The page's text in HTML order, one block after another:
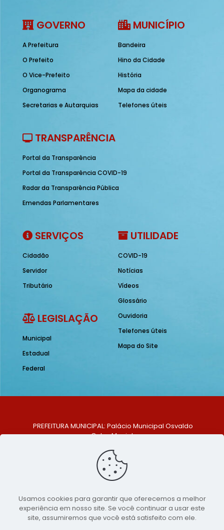
GOVERNO
A Prefeitura
O Prefeito
O Vice-Prefeito
Organograma
Secretarias e Autarquias
MUNICÍPIO
Bandeira
Hino da Cidade
História
Mapa da cidade
Telefones úteis
TRANSPARÊNCIA
Portal da Transparência
Portal da Transparência COVID-19
Radar da Transparência Pública
Emendas Parlamentares
SERVIÇOS
Cidadão
Servidor
Tributário
LEGISLAÇÃO
Municipal
Estadual
Federal
UTILIDADE
COVID-19
Notícias
Vídeos
Glossário
Ouvidoria
Telefones úteis
Mapa do Site
PREFEITURA MUNICIPAL: Palácio Municipal Osvaldo
Celso Maciel
Centro, São Bento do Una - PE. CEP: 553370-128
TELEFONE: (81) 99548-1569
E-MAIL: ouvidoria@saobentodouna.pe.gov.br
Copyright 2021-2026 - Assessoria de Comunicação da
Prefeitura de São Bento do Una - PE
Usamos cookies para garantir que oferecemos a melhor
experiência em nosso site. Se você continuar a usar este
site, assumiremos que você está satisfeito com ele.